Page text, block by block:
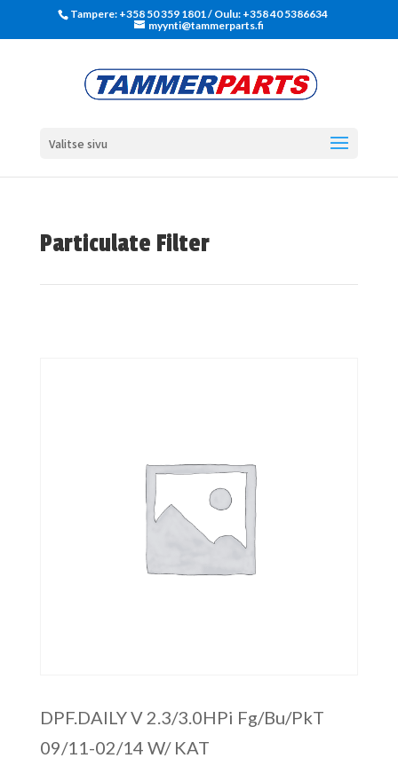
Tampere: +358 50 359 1801‬ / Oulu: +358 40 5386634
myynti@tammerparts.fi
Valitse sivu
Particulate Filter
DPF.DAILY V 2.3/3.0HPi Fg/Bu/PkT
09/11-02/14 W/ KAT